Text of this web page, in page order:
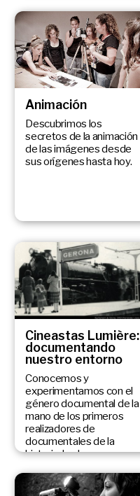
de la ciudad.
Animación
Descubrimos los
secretos de la animación
de las imágenes desde
sus orígenes hasta hoy.
Cineastas Lumière:
documentando
nuestro entorno
Conocemos y
experimentamos con el
género documental de la
mano de los primeros
realizadores de
documentales de la
historia: los hermanos